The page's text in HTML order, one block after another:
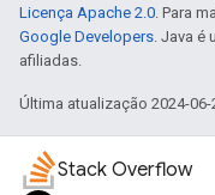
Licença Apache 2.0. Para
Google Developers. Java é
afiliadas.
Última atualização 2024-06-
Stack Overflow